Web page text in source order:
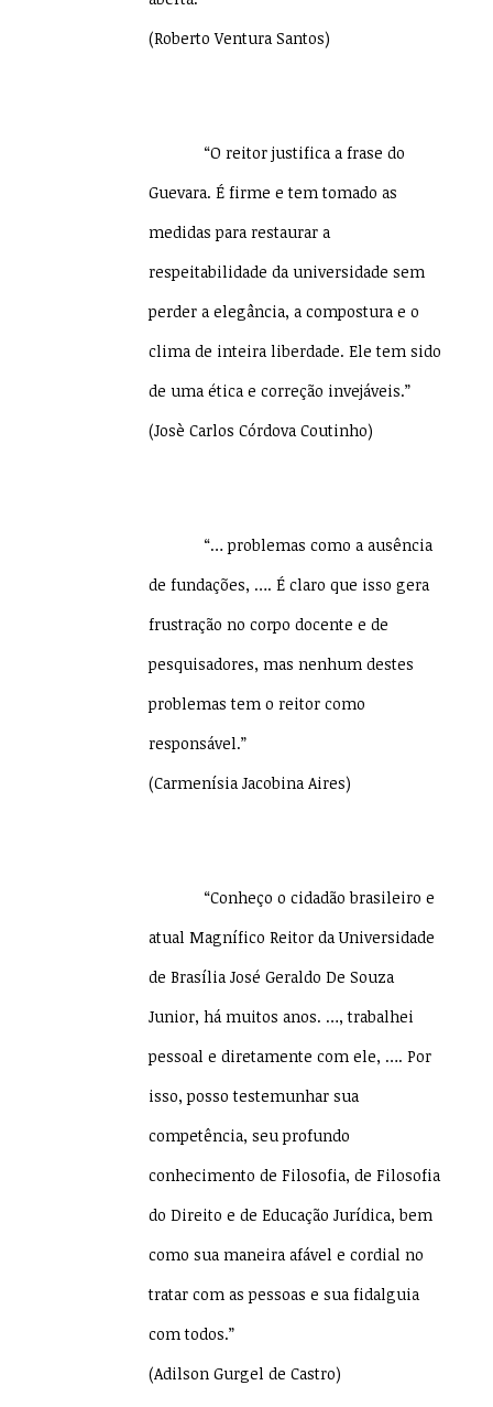
(Roberto Ventura Santos)
“O reitor justifica a frase do
Guevara. É firme e tem tomado as
medidas para restaurar a
respeitabilidade da universidade sem
perder a elegância, a compostura e o
clima de inteira liberdade. Ele tem sido
de uma ética e correção invejáveis.”
(Josè Carlos Córdova Coutinho)
“… problemas como a ausência
de fundações, …. É claro que isso gera
frustração no corpo docente e de
pesquisadores, mas nenhum destes
problemas tem o reitor como
responsável.”
(Carmenísia Jacobina Aires)
“Conheço o cidadão brasileiro e
atual Magnífico Reitor da Universidade
de Brasília José Geraldo De Souza
Junior, há muitos anos. …, trabalhei
pessoal e diretamente com ele, …. Por
isso, posso testemunhar sua
competência, seu profundo
conhecimento de Filosofia, de Filosofia
do Direito e de Educação Jurídica, bem
como sua maneira afável e cordial no
tratar com as pessoas e sua fidalguia
com todos.”
(Adilson Gurgel de Castro)